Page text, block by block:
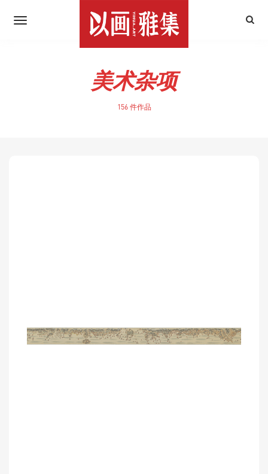
美术杂项
156 件作品